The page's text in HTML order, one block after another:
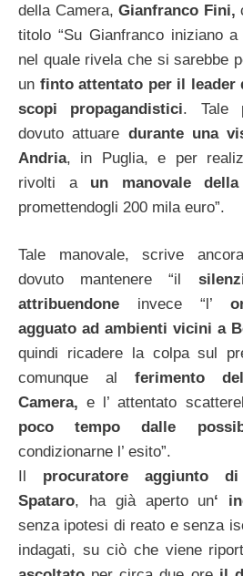
della Camera,Gianfranco Fini,
titolo “Su Gianfranco iniziano
nel quale rivela che si sarebbe
un finto attentato per il leader
scopi propagandistici. Tale
dovuto attuare durante una
Andria, in Puglia, e per
rivolti aun manovale della
promettendogli 200 mila euro”.
Tale manovale, scrive
dovuto mantenere “il
attribuendone invece “l’
agguato ad ambienti vicini a
quindi ricadere la colpa sul
comunque al ferimento
Camera, e l’ attentato
poco tempo dalle
condizionarne l’ esito”.
Il procuratore aggiunto
Spataro, ha già aperto un‘
senza ipotesi di reato e senza
indagati, su ciò che viene